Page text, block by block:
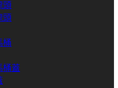
頭
頭
桶
桶蓋